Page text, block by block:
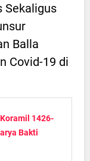
Sekaligus
Balla
Covid-19 di
1426-
Bakti